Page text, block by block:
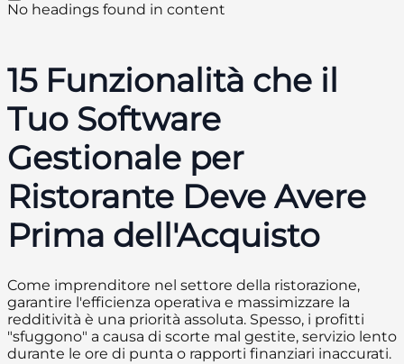
No headings found in content
15 Funzionalità che il
Tuo Software
Gestionale per
Ristorante Deve Avere
Prima dell'Acquisto
Come imprenditore nel settore della ristorazione,
garantire l'efficienza operativa e massimizzare la
redditività è una priorità assoluta. Spesso, i profitti
"sfuggono" a causa di scorte mal gestite, servizio lento
durante le ore di punta o rapporti finanziari inaccurati.